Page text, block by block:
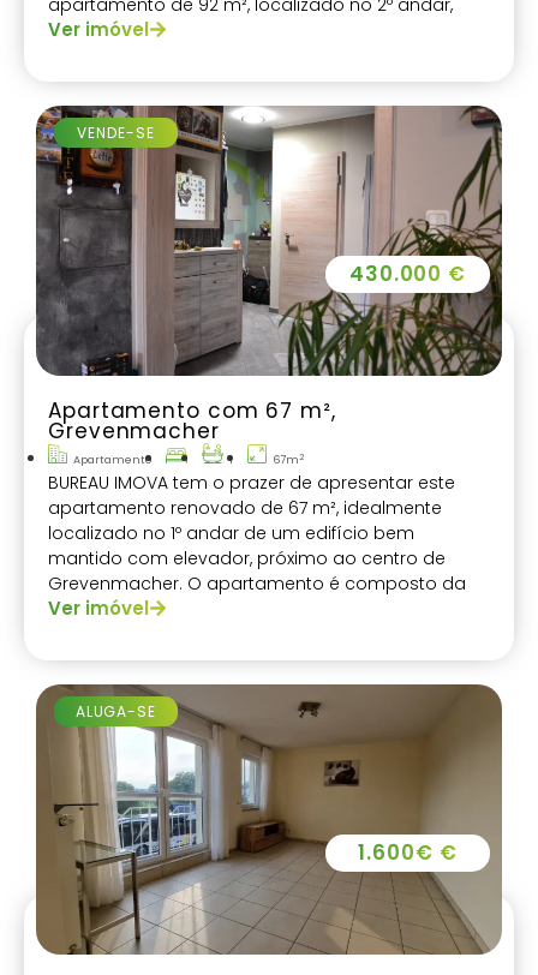
apartamento de 92 m², localizado no 2º andar,
oferece espaços amplos e bem distribuídos.
Ver imóvel
Apartamento com 67 m²,
Grevenmacher
Apartamento 1 67m2
BUREAU IMOVA tem o prazer de apresentar este
apartamento renovado de 67 m², idealmente
localizado no 1º andar de um edifício bem
mantido com elevador, próximo ao centro de
Grevenmacher. O apartamento é composto da
seguinte forma:
Ver imóvel
VENDE-SE
430.000 €
ALUGA-SE
1.600€ €